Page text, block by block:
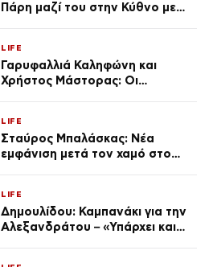
Πάρη μαζί του στην Κύθνο με
LIFE
Γαρυφαλλιά Καληφώνη και
Χρήστος Μάστορας: Οι
απαρατήρητη
LIFE
Σταύρος Μπαλάσκας: Νέα
εμφάνιση μετά τον χαμό στο
LIFE
Δημουλίδου: Καμπανάκι για την
Αλεξανδράτου – «Υπάρχει και